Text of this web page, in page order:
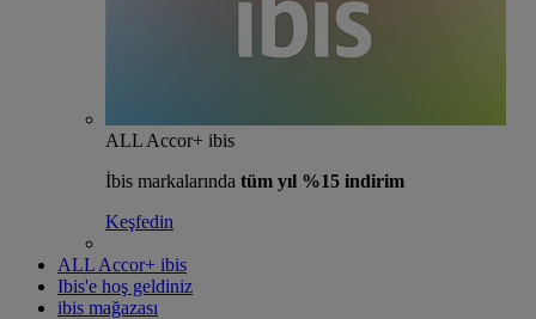
ALL Accor+ ibis
İbis markalarında tüm yıl %15 indirim
Keşfedin
ALL Accor+ ibis
Ibis'e hoş geldiniz
ibis mağazası